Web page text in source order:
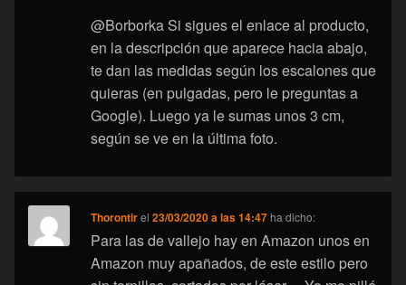
@Borborka Si sigues el enlace al producto,
en la descripción que aparece hacia abajo,
te dan las medidas según los escalones que
quieras (en pulgadas, pero le preguntas a
Google). Luego ya le sumas unos 3 cm,
según se ve en la última foto.
Thorontirel23/03/2020 a las 14:47 ha dicho:
Para las de vallejo hay en Amazon unos en
Amazon muy apañados, de este estilo pero